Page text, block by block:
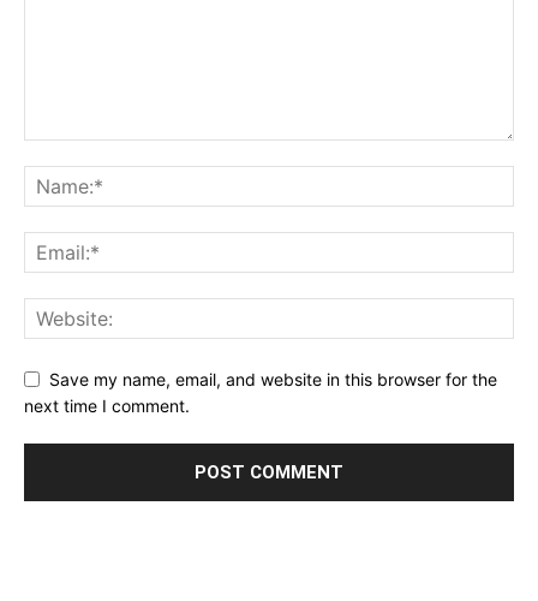
Save my name, email, and website in this browser for the
next time I comment.